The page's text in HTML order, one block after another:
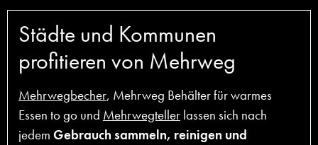
Städte und Kommunen
profitieren von Mehrweg
Mehrwegbecher, Mehrweg Behälter für warmes
Essen to go und Mehrwegteller lassen sich nach
jedem Gebrauch sammeln, reinigen und